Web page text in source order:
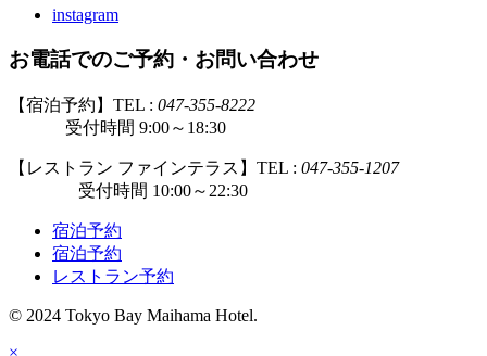
instagram
お電話でのご予約・お問い合わせ
【宿泊予約】TEL : 047-355-8222
受付時間 9:00～18:30
【レストラン ファインテラス】TEL : 047-355-1207
受付時間 10:00～22:30
宿泊予約
宿泊予約
レストラン予約
© 2024 Tokyo Bay Maihama Hotel.
×